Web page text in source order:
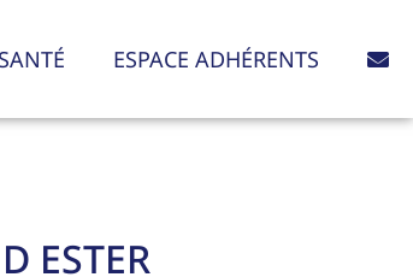
ESPACE ADHÉRENTS
ESTER